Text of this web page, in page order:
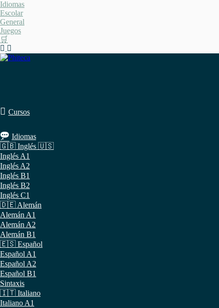
Saltar
al
contenido
Idiomas
Escolar
General
Juegos
🛒
Cursos
Idiomas
🇬🇧 Inglés 🇺🇸
Inglés A1
Inglés A2
Inglés B1
Inglés B2
Inglés C1
🇩🇪 Alemán
Alemán A1
Alemán A2
Alemán B1
🇪🇸 Español
Español A1
Español A2
Español B1
Sintaxis
🇮🇹 Italiano
Italiano A1